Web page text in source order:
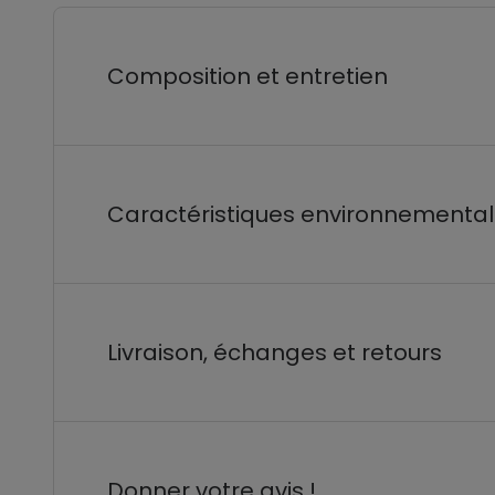
Composition et entretien
Caractéristiques
Livraison, échanges et retours